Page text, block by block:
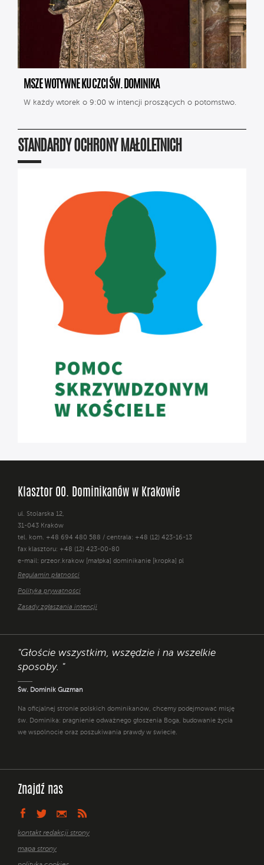
MSZE WOTYWNE KU CZCI ŚW. DOMINIKA
W każdy wtorek o 9:00 w intencji proszących o potomstwo.
STANDARDY OCHRONY MAŁOLETNICH
Klasztor OO. Dominikanów w Krakowie
ul. Stolarska 12,
31-043 Kraków
tel. kom. +48 694 480 588 / centrala: +48 (12) 423-16-13
fax klasztoru: +48 (12) 423-00-80
e-mail: przeor.krakow [małpka] dominikanie [kropka] pl
Regulamin płatności
Polityka prywatności
Zasady zgłaszania intencji
"Głoście wszystkim, wszędzie i na wszelkie
sposoby. "
Św. Dominik Guzman
Na oficjalnej stronie polskich dominikanów, chcemy podejmować misję
św. Dominika: pragnienie odważnego głoszenia Boga, budowanie życia
we wspólnocie oraz poszukiwania prawdy w świecie.
Znajdź nas
kontakt redakcji strony
mapa strony